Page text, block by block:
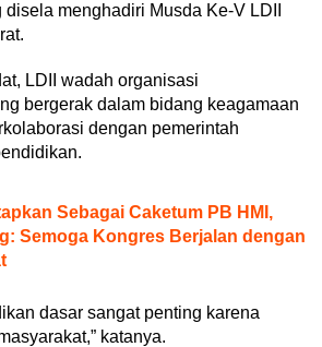
menghadiri Musda Ke-V LDII
LDII wadah organisasi
bergerak dalam bidang keagamaan
dengan pemerintah
Sebagai Caketum PB HMI,
Semoga Kongres Berjalan dengan
dasar sangat penting karena
katanya.